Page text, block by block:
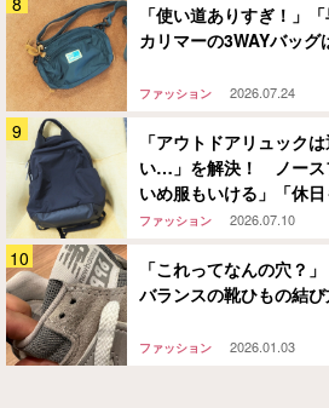
「使い道ありすぎ！」
カリマーの3WAYバッグ
ファッション 2026.07.24
「アウトドアリュック
い…」を解決！ ノース
いめ服もいける」「休日
ファッション 2026.07.10
「これってなんの穴？
バランスの靴ひもの結び
ファッション 2026.01.03